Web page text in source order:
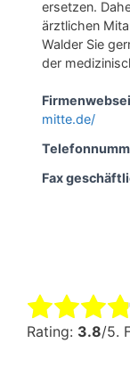
ersetzen.
ärztlichen
Walder Sie
der
mitte.de/
Fax
Rate this item:
Rating: 3.8/5.